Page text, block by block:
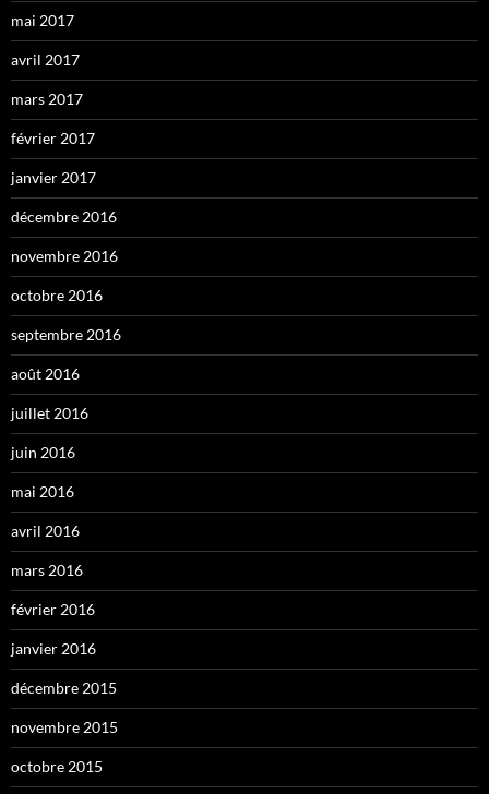
mai 2017
avril 2017
mars 2017
février 2017
janvier 2017
décembre 2016
novembre 2016
octobre 2016
septembre 2016
août 2016
juillet 2016
juin 2016
mai 2016
avril 2016
mars 2016
février 2016
janvier 2016
décembre 2015
novembre 2015
octobre 2015